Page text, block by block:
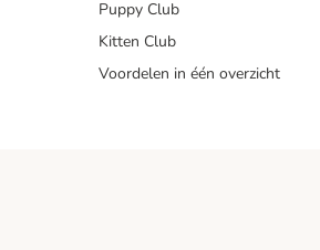
Puppy Club
Kitten Club
Voordelen in één overzicht